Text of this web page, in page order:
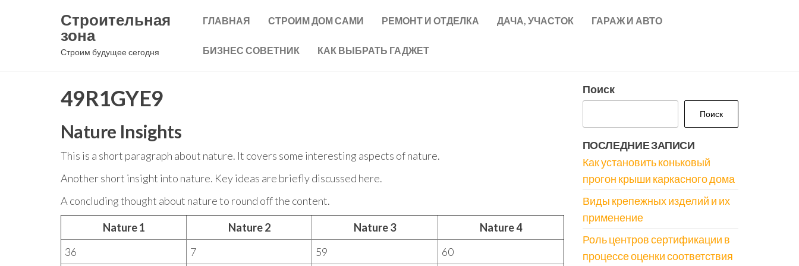
содержимому
Строительная
зона
Строим будущее сегодня
ГЛАВНАЯ СТРОИМ ДОМ САМИ РЕМОНТ И ОТДЕЛКА ДАЧА, УЧАСТОК ГАРАЖ И АВТО
БИЗНЕС СОВЕТНИК КАК ВЫБРАТЬ ГАДЖЕТ
49R1GYE9
Nature Insights
This is a short paragraph about nature. It covers some interesting aspects of nature.
Another short insight into nature. Key ideas are briefly discussed here.
A concluding thought about nature to round off the content.
Nature 1 Nature 2 Nature 3
Nature 4
36
7 59
60
Поиск
Поиск
ПОСЛЕДНИЕ ЗАПИСИ
Как установить коньковый
прогон крыши каркасного дома
Виды крепежных изделий и их
применение
Роль центров сертификации в
процессе оценки соответствия